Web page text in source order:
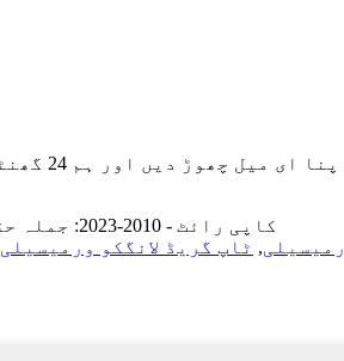
گھنٹوں کے اندر رابطے میں ہوں گے۔
© کاپی رائٹ - 2010-2023: جملہ حقوق محفوظ ہیں۔
, ٹاپ گریڈ لانگکو ورمیسیلی